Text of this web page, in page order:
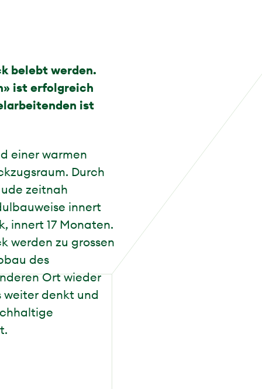
belebt werden.
ist erfolgreich
ist
einer warmen
Durch
zeitnah
innert
innert 17 Monaten.
werden zu grossen
des
Ort wieder
weiter denkt und